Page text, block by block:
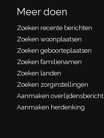
Meer doen
Zoeken recente berichten
Zoeken woonplaatsen
Zoeken geboorteplaatsen
Zoeken familienamen
Zoeken landen
Zoeken zorginstellingen
Aanmaken overlijdensbericht
Aanmaken herdenking